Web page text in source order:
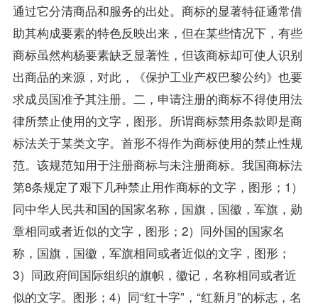
通过它分清商品和服务的出处。商标的显著特征通常借
助其构成要素的特色反映出来，但在某些情况下，有些
商标虽然构杨要素缺乏显著性，但该商标却可使人识别
出商品的来源，对此，《保护工业产权巴黎公约》也要
求成员国准予其注册。二，申请注册的商标不得使用法
律所禁止使用的文字，图形。所谓商标禁用条款即是商
标法关于某类文字。首形不得作为商标使用的禁止性规
范。该规范知用于注册商标与未注册商标。我国商标法
第8条规定了艰下几种禁止用作商标的文字，图形；1）
同中华人民共和国的国家名称，国旗，国徽，军旗，勋
章相同或者近似的文字，图形；2）同外国的国家名
称，国旗，国徽，军旗相同或者近似的文字，图形；
3）同政府间国际组织的旗帜，徽记，名称相同或者近
似的文字。图形；4）同“红十字”，“红新月”的标志，名